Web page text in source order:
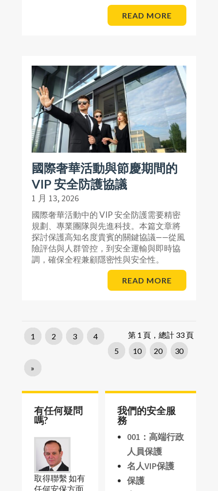
READ MORE
國際奢華活動與節慶期間的
VIP 安全防護協議
1 月 13, 2026
國際奢華活動中的 VIP 安全防護需要精密
規劃、專業團隊與先進科技。本篇文章將
探討保護高知名度貴賓的關鍵協議——從風
險評估與人群管控，到安全運輸與即時協
調，確保全程兼顧隱密性與安全性。
READ MORE
第 1 頁，總計 33 頁
1 2 3
4
5
10 20
30
»
有任何疑問
嗎?
取得聯繫 如有
我們的安全服
務
001：高端行政
人員保護
名人VIP保護
保護